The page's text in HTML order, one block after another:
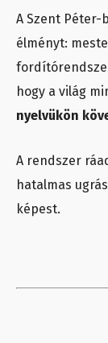
A Szent Péter-
élményt:
hogy a világ
nyelvükön
A rendszer
hatalmas
képest.